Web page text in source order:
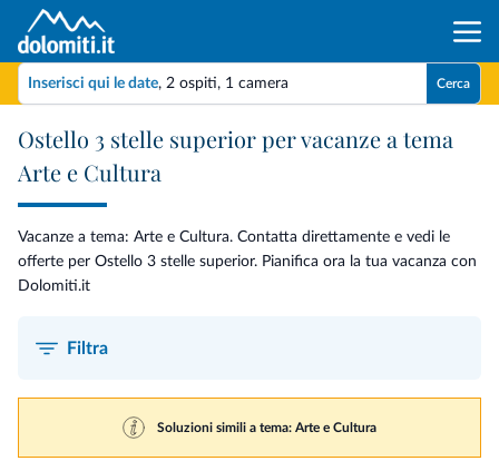
Inserisci qui le date, 2 ospiti, 1 camera Cerca
Ostello 3 stelle superior per vacanze a tema
Arte e Cultura
Vacanze a tema: Arte e Cultura. Contatta direttamente e vedi le
offerte per Ostello 3 stelle superior. Pianifica ora la tua vacanza con
Dolomiti.it
Filtra
Soluzioni simili a tema: Arte e Cultura